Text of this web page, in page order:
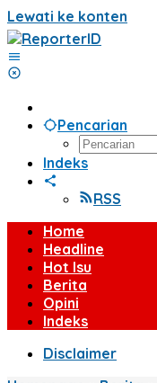
Lewati ke konten
Pencarian
Indeks
RSS
Home
Headline
Hot Isu
Berita
Opini
Indeks
Disclaimer